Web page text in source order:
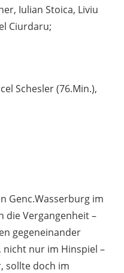
Iulian Stoica, Liviu
Ciurdaru;
Schesler (76.Min.),
Genc.Wasserburg im
die Vergangenheit –
gegeneinander
nur im Hinspiel –
sollte doch im